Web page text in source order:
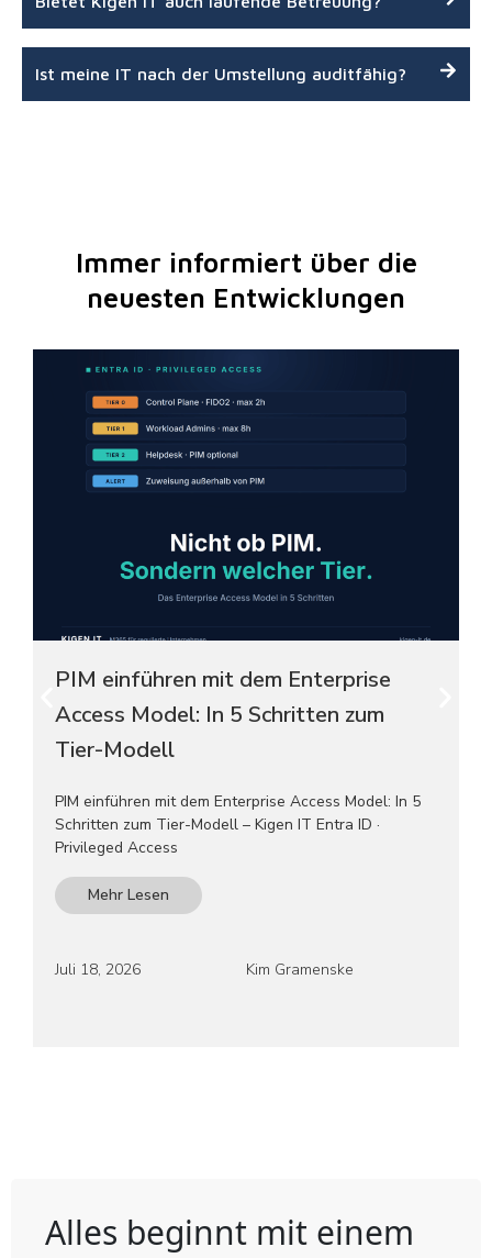
Ist meine IT nach der Umstellung auditfähig?
Immer informiert über die
neuesten Entwicklungen
PIM einführen mit dem Enterprise
Access Model: In 5 Schritten zum
Tier-Modell
PIM einführen mit dem Enterprise Access Model: In 5
Schritten zum Tier-Modell – Kigen IT Entra ID ·
Privileged Access
Mehr Lesen
Juli 18, 2026 Kim Gramenske
Alles beginnt mit einem